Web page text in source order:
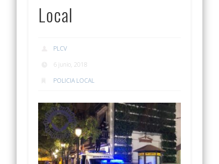
Local
PLCV
6 junio, 2018
POLICIA LOCAL